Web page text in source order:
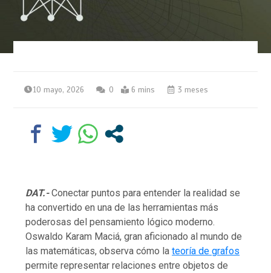
10 mayo, 2026 0 6 mins 3 meses
DAT.-Conectar puntos para entender la realidad se
ha convertido en una de las herramientas más
poderosas del pensamiento lógico moderno.
Oswaldo Karam Maciá, gran aficionado al mundo de
las matemáticas, observa cómo lateoría de grafos
permite representar relaciones entre objetos de